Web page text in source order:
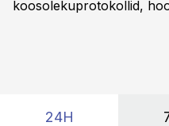
koosolekuprotokollid,
24H